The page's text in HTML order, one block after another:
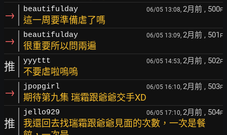
→ beautifulday 06/05 13:08, 2月前 , 500F
這一周要準備虐了嗎
→ beautifulday 06/05 13:09, 2月前 , 501 F
很重要所以問兩遍
推 yyyttt 06/05 14:53, 2月前 , 502F
不要虐啦嗚嗚
→ jpopgirl 06/05 16:10, 2月前 , 503F
期待第九集 瑞霜跟爺爺交手XD
推
jello929 06/05 17:10, 2月前 , 504F
我還回去找瑞霜跟爺爺見面的次數，一次是餐